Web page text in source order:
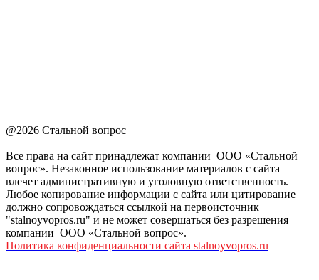
@2026 Стальной вопрос
Все права на сайт принадлежат компании ООО «Стальной
вопрос». Незаконное использование материалов с сайта
влечет административную и уголовную ответственность.
Любое копирование информации с сайта или цитирование
должно сопровождаться ссылкой на первоисточник
"stalnoyvopros.ru" и не может совершаться без разрешения
компании ООО «Стальной вопрос».
Политика конфиденциальности сайта stalnoyvopros.ru